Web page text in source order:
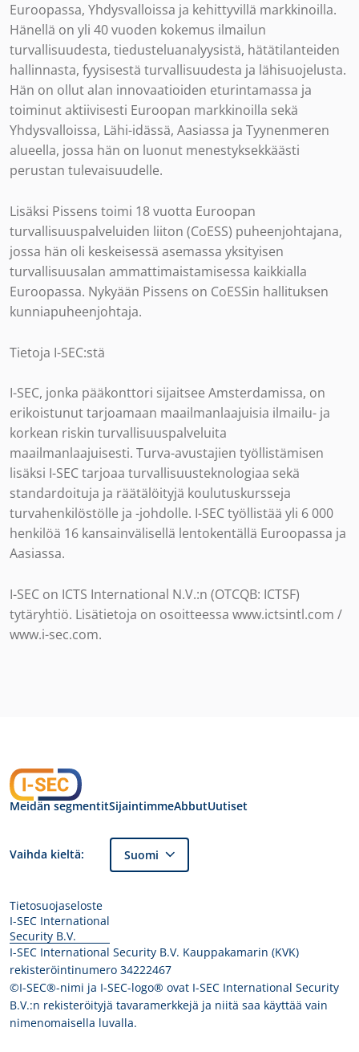
Euroopassa, Yhdysvalloissa ja kehittyvillä markkinoilla.
Hänellä on yli 40 vuoden kokemus ilmailun
turvallisuudesta, tiedusteluanalyysistä, hätätilanteiden
hallinnasta, fyysisestä turvallisuudesta ja lähisuojelusta.
Hän on ollut alan innovaatioiden eturintamassa ja
toiminut aktiivisesti Euroopan markkinoilla sekä
Yhdysvalloissa, Lähi-idässä, Aasiassa ja Tyynenmeren
alueella, jossa hän on luonut menestyksekkäästi
perustan tulevaisuudelle.
Lisäksi Pissens toimi 18 vuotta Euroopan
turvallisuuspalveluiden liiton (CoESS) puheenjohtajana,
jossa hän oli keskeisessä asemassa yksityisen
turvallisuusalan ammattimaistamisessa kaikkialla
Euroopassa. Nykyään Pissens on CoESSin hallituksen
kunniapuheenjohtaja.
Tietoja I-SEC:stä
I-SEC, jonka pääkonttori sijaitsee Amsterdamissa, on
erikoistunut tarjoamaan maailmanlaajuisia ilmailu- ja
korkean riskin turvallisuuspalveluita
maailmanlaajuisesti. Turva-avustajien työllistämisen
lisäksi I-SEC tarjoaa turvallisuusteknologiaa sekä
standardoituja ja räätälöityjä koulutuskursseja
turvahenkilöstölle ja -johdolle. I-SEC työllistää yli 6 000
henkilöä 16 kansainvälisellä lentokentällä Euroopassa ja
Aasiassa.
I-SEC on ICTS International N.V.:n (OTCQB: ICTSF)
tytäryhtiö. Lisätietoja on osoitteessa www.ictsintl.com /
www.i-sec.com.
Meidän segmentitSijaintimmeAbbutUutiset
Vaihda kieltä: Suomi
Tietosuojaseloste
I-SEC International
Security B.V.
I-SEC International Security B.V. Kauppakamarin (KVK)
rekisteröintinumero 34222467
©I-SEC®-nimi ja I-SEC-logo® ovat I-SEC International Security
B.V.:n rekisteröityjä tavaramerkkejä ja niitä saa käyttää vain
nimenomaisella luvalla.